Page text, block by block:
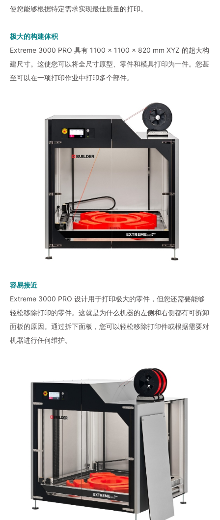
使您能够根据特定需求实现最佳质量的打印。
极大的构建体积
Extreme 3000 PRO 具有 1100 × 1100 × 820 mm XYZ 的超大构
建尺寸。这使您可以将全尺寸原型、零件和模具打印为一件。您甚
至可以在一项打印作业中打印多个部件。
容易接近
Extreme 3000 PRO 设计用于打印极大的零件，但您还需要能够
轻松移除打印的零件。这就是为什么机器的左侧和右侧都有可拆卸
面板的原因。通过拆下面板，您可以轻松移除打印件或根据需要对
机器进行任何维护。